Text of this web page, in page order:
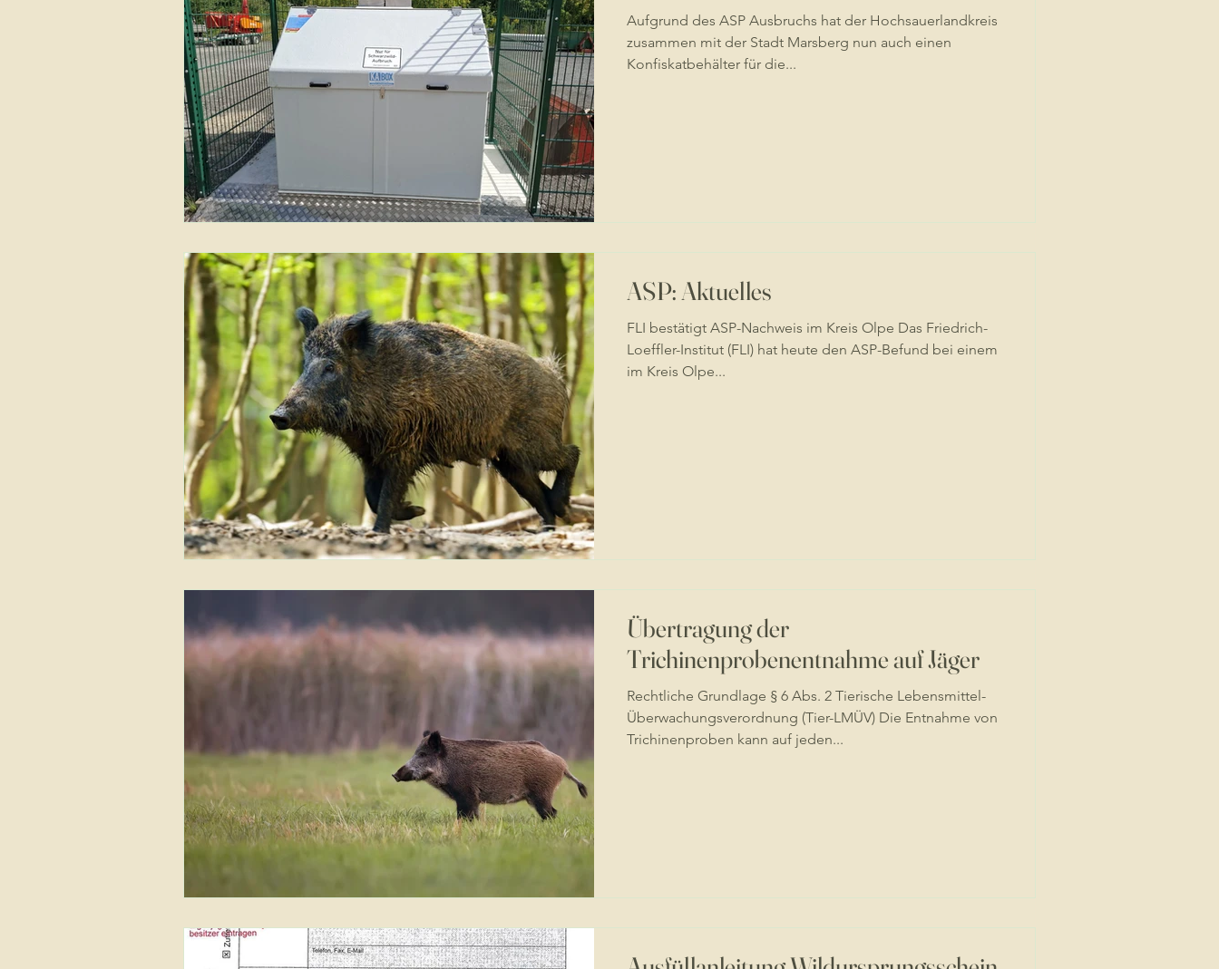
Aufgrund des ASP Ausbruchs hat der Hochsauerlandkreis
zusammen mit der Stadt Marsberg nun auch einen
Konfiskatbehälter für die...
ASP: Aktuelles
‍FLI bestätigt ASP-Nachweis im Kreis Olpe ‍Das Friedrich-
Loeffler-Institut (FLI) hat heute den ASP-Befund bei einem
im Kreis Olpe...
Übertragung der
Trichinenprobenentnahme auf Jäger
Rechtliche Grundlage § 6 Abs. 2 Tierische Lebensmittel-
Überwachungsverordnung (Tier-LMÜV) Die Entnahme von
Trichinenproben kann auf jeden...